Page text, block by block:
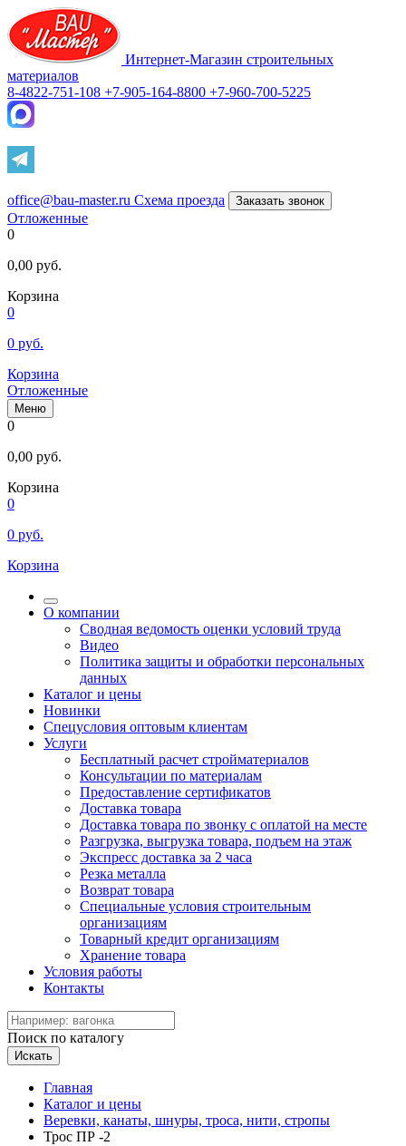
Интернет-Магазин строительных
материалов
8-4822-751-108 +7-905-164-8800 +7-960-700-5225
office@bau-master.ru Схема проезда Заказать звонок
Отложенные
0
0,00 руб.
Корзина
0
0 руб.
Корзина
Отложенные
Меню
0
0,00 руб.
Корзина
0
0 руб.
Корзина
О компании
Сводная ведомость оценки условий труда
Видео
Политика защиты и обработки персональных
данных
Каталог и цены
Новинки
Спецусловия оптовым клиентам
Услуги
Бесплатный расчет стройматериалов
Консультации по материалам
Предоставление сертификатов
Доставка товара
Доставка товара по звонку с оплатой на месте
Разгрузка, выгрузка товара, подъем на этаж
Экспресс доставка за 2 часа
Резка металла
Возврат товара
Специальные условия строительным
организациям
Товарный кредит организациям
Хранение товара
Условия работы
Контакты
Поиск по каталогу
Искать
Главная
Каталог и цены
Веревки, канаты, шнуры, троса, нити, стропы
Трос ПР -2